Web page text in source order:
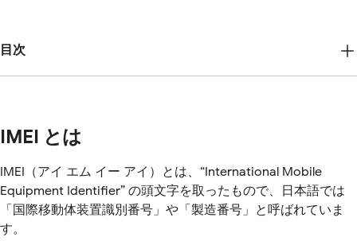
目次
IMEI とは
IMEI（アイ エム イー アイ）とは、“International Mobile
Equipment Identifier” の頭文字を取ったもので、日本語では
「国際移動体装置識別番号」や「製造番号」と呼ばれていま
す。